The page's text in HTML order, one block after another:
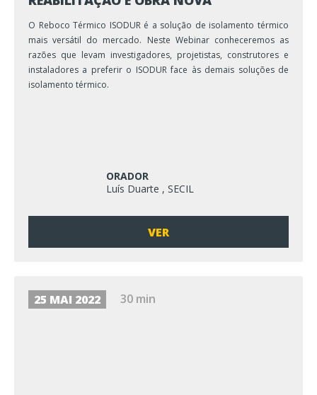
O Reboco Térmico ISODUR é a solução de isolamento térmico
mais versátil do mercado. Neste Webinar conheceremos as
razões que levam investigadores, projetistas, construtores e
instaladores a preferir o ISODUR face às demais soluções de
isolamento térmico.
ORADOR
Luís Duarte , SECIL
VER
25 MAI 2022 30 min